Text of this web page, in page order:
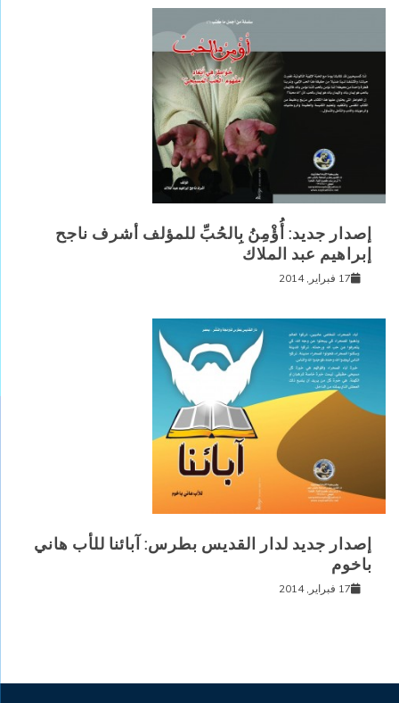
إصدار جديد: أُؤْمِنُ بِالحُبِّ للمؤلف أشرف ناجح
إبراهيم عبد الملاك
17 فبراير, 2014
إصدار جديد لدار القديس بطرس: آبائنا للأب هاني
باخوم
17 فبراير, 2014